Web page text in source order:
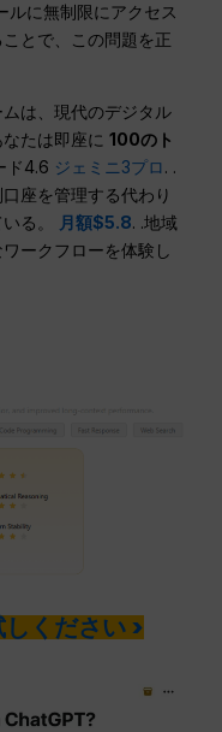
ルに無制限にアクセス
とで、この問題を正
は、現代のデジタル
なたは即座に100のト
ド4.6 ジェミニ3プロ. .
座を管理する代わり
る。 月額$5.8. .地域
ークフローを体験し
ください >